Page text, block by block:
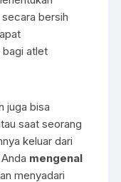
bersih
bagi atlet
juga bisa
saat seorang
keluar dari
mengenal
menyadari